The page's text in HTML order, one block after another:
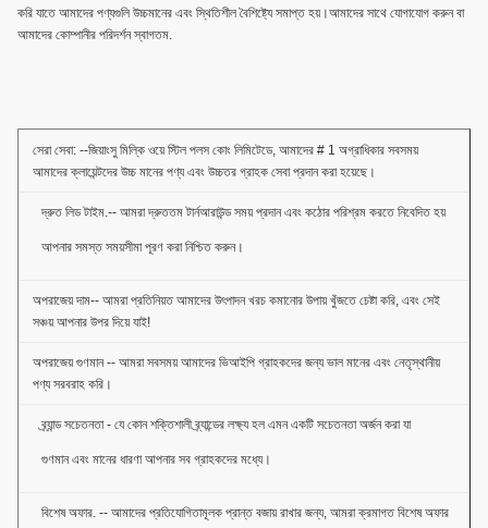
করি যাতে আমাদের পণ্যগুলি উচ্চমানের এবং স্থিতিশীল বৈশিষ্ট্যে সমাপ্ত হয়।আমাদের সাথে যোগাযোগ করুন বা
আমাদের কোম্পানীর পরিদর্শন স্বাগতম.
সেরা সেবা: --জিয়াংসু মিল্কি ওয়ে স্টিল পলস কোং লিমিটেডে, আমাদের # 1 অগ্রাধিকার সবসময়
আমাদের ক্লায়েন্টদের উচ্চ মানের পণ্য এবং উচ্চতর গ্রাহক সেবা প্রদান করা হয়েছে।
দ্রুত লিড টাইম.-- আমরা দ্রুততম টার্নআরাউন্ড সময় প্রদান এবং কঠোর পরিশ্রম করতে নিবেদিত হয়
আপনার সমস্ত সময়সীমা পূরণ করা নিশ্চিত করুন।
অপরাজেয় দাম-- আমরা প্রতিনিয়ত আমাদের উৎপাদন খরচ কমানোর উপায় খুঁজতে চেষ্টা করি, এবং সেই
সঞ্চয় আপনার উপর দিয়ে যাই!
অপরাজেয় গুণমান -- আমরা সবসময় আমাদের ভিআইপি গ্রাহকদের জন্য ভাল মানের এবং নেতৃস্থানীয়
পণ্য সরবরাহ করি।
ব্র্যান্ড সচেতনতা - যে কোন শক্তিশালী ব্র্যান্ডের লক্ষ্য হল এমন একটি সচেতনতা অর্জন করা যা
গুণমান এবং মানের ধারণা আপনার সব গ্রাহকদের মধ্যে।
বিশেষ অফার. -- আমাদের প্রতিযোগিতামূলক প্রান্ত বজায় রাখার জন্য, আমরা ক্রমাগত বিশেষ অফার